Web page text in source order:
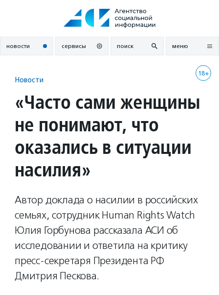
новости сервисы поиск меню
18+
Новости
«Часто сами женщины
не понимают, что
оказались в ситуации
насилия»
Автор доклада о насилии в российских
семьях, сотрудник Human Rights Watch
Юлия Горбунова рассказала АСИ об
исследовании и ответила на критику
пресс-секретаря Президента РФ
Дмитрия Пескова.